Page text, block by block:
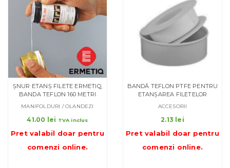
ȘNUR ETANȘ FILETE ERMETIQ,
BANDA TEFLON 160 METRI
MANIFOLDURI / OLANDEZI
41.00 lei TVA inclus
Pret valabil doar pentru
comenzi online.
BANDĂ TEFLON PTFE PENTRU
ETANȘAREA FILETELOR
ACCESORII
2.13 lei
Pret valabil doar pentru
comenzi online.